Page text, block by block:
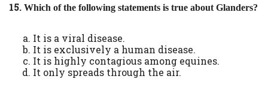
15.Which of the following statements is true about Glanders?
It is a viral disease.
It is exclusively a human disease.
It is highly contagious among equines.
It only spreads through the air.